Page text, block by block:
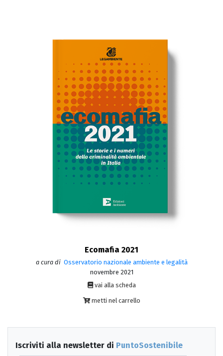
Ecomafia 2021
a cura di Osservatorio nazionale ambiente e legalità
novembre 2021
vai alla scheda
metti nel carrello
Iscriviti alla newsletter di PuntoSostenibile